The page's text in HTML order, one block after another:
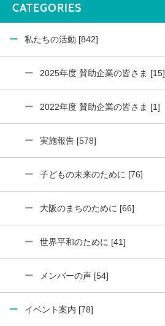
CATEGORIES
私たちの活動 [842]
2025年度 賛助企業の皆さま [15]
2022年度 賛助企業の皆さま [1]
実施報告 [578]
子どもの未来のために [76]
大阪のまちのために [66]
世界平和のために [41]
メンバーの声 [54]
イベント案内 [78]